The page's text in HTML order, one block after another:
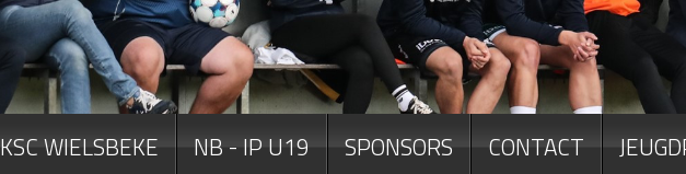
KSC WIELSBEKE NB - IP U19 SPONSORS CONTACT